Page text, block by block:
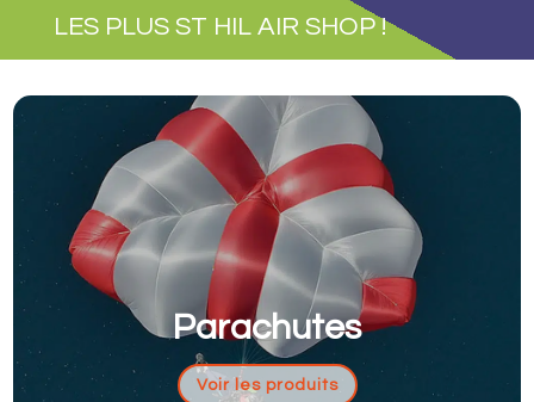
LES PLUS ST HIL AIR SHOP !
Parachutes
Voir les produits